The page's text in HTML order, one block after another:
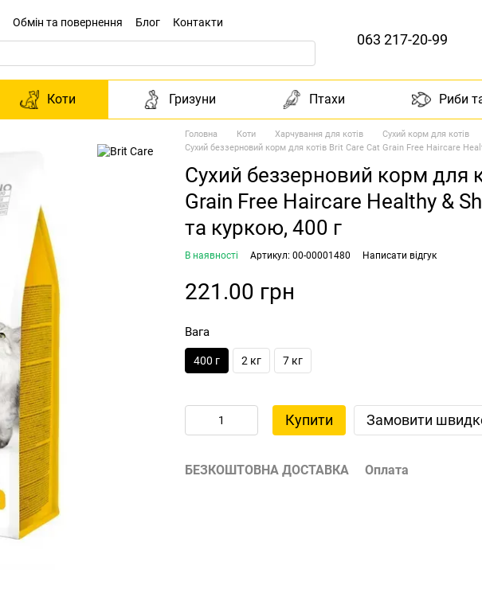
Обмін та повернення Блог
Контакти
063 217-20-99
Коти Гризуни Птахи Риби
Головна Коти Харчування для котів
Сухий корм для котів
Сухий беззерновий корм для котів Brit Care Cat Grain Free Haircare
Сухий беззерновий корм для
Grain Free Haircare Healthy &
та куркою, 400 г
В наявності Артикул: 00-00001480 Написати відгук
221.00 грн
Вага
400 г 2 кг 7 кг
Купити Замовити
БЕЗКОШТОВНА ДОСТАВКА Оплата